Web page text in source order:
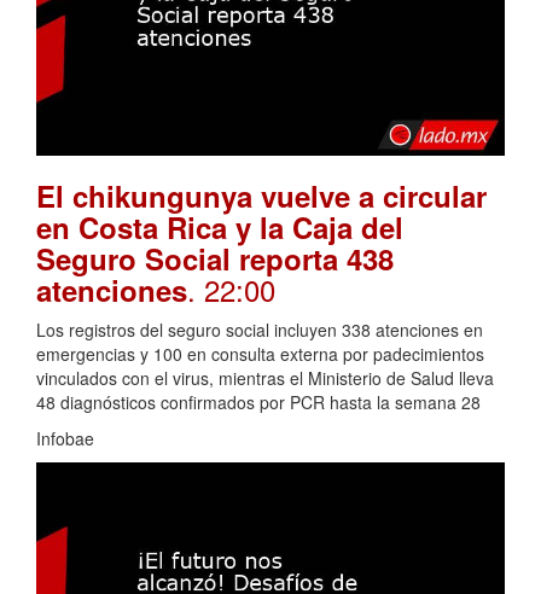
El chikungunya vuelve a circular
en Costa Rica y la Caja del
Seguro Social reporta 438
atenciones. 22:00
Los registros del seguro social incluyen 338 atenciones en
emergencias y 100 en consulta externa por padecimientos
vinculados con el virus, mientras el Ministerio de Salud lleva
48 diagnósticos confirmados por PCR hasta la semana 28
Infobae